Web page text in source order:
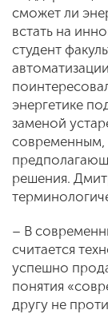
сможет ли
встать на
студент
энергетике
заменой
решения.
– В
считается
успешно
понятия
другу не